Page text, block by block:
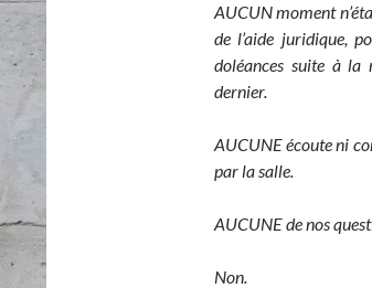
AUCUN moment
de l’aide juridique,
doléances suite à la
dernier.
AUCUNE écoute ni
par la salle.
AUCUNE de nos
Non.